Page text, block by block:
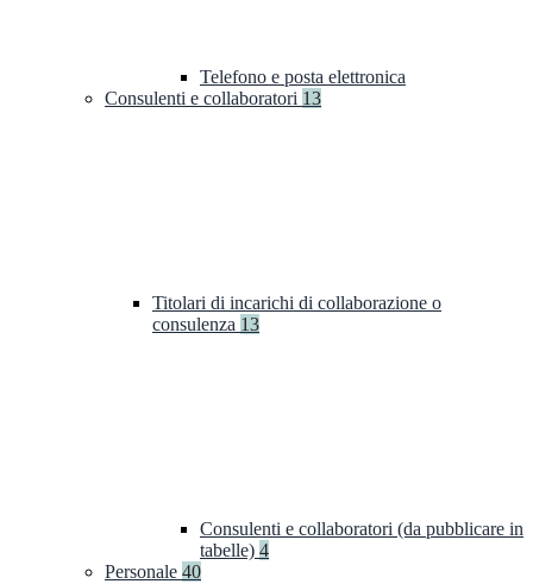
Telefono e posta elettronica
Consulenti e collaboratori 13
Titolari di incarichi di collaborazione o
consulenza 13
Consulenti e collaboratori (da pubblicare in
tabelle) 4
Personale 40